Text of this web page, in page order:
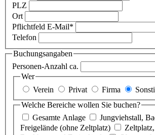
PLZ
Ort
Pflichtfeld E-Mail*
Telefon
Buchungsangaben
Personen-Anzahl ca.
Wer
Verein
Privat Firma
Welche Bereiche wollen Sie buchen?
Gesamte Anlage
Jungviehstall,
Freigelände (ohne Zeltplatz)